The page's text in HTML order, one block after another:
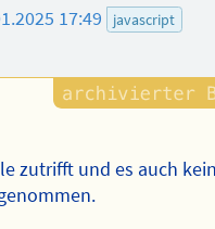
17:49 javascript
zutrifft und es auch